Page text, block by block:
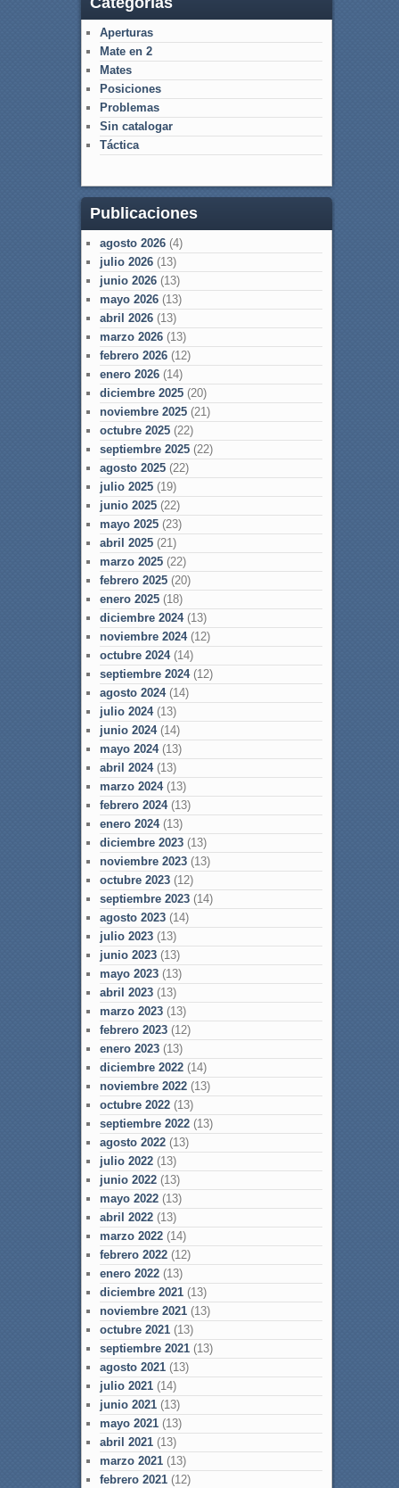
Aperturas
Mate en 2
Mates
Posiciones
Problemas
Sin catalogar
Táctica
Publicaciones
agosto 2026(4)
julio 2026(13)
junio 2026(13)
mayo 2026(13)
abril 2026(13)
marzo 2026(13)
febrero 2026(12)
enero 2026(14)
diciembre 2025(20)
noviembre 2025(21)
octubre 2025(22)
septiembre 2025(22)
agosto 2025(22)
julio 2025(19)
junio 2025(22)
mayo 2025(23)
abril 2025(21)
marzo 2025(22)
febrero 2025(20)
enero 2025(18)
diciembre 2024(13)
noviembre 2024(12)
octubre 2024(14)
septiembre 2024(12)
agosto 2024(14)
julio 2024(13)
junio 2024(14)
mayo 2024(13)
abril 2024(13)
marzo 2024(13)
febrero 2024(13)
enero 2024(13)
diciembre 2023(13)
noviembre 2023(13)
octubre 2023(12)
septiembre 2023(14)
agosto 2023(14)
julio 2023(13)
junio 2023(13)
mayo 2023(13)
abril 2023(13)
marzo 2023(13)
febrero 2023(12)
enero 2023(13)
diciembre 2022(14)
noviembre 2022(13)
octubre 2022(13)
septiembre 2022(13)
agosto 2022(13)
julio 2022(13)
junio 2022(13)
mayo 2022(13)
abril 2022(13)
marzo 2022(14)
febrero 2022(12)
enero 2022(13)
diciembre 2021(13)
noviembre 2021(13)
octubre 2021(13)
septiembre 2021(13)
agosto 2021(13)
julio 2021(14)
junio 2021(13)
mayo 2021(13)
abril 2021(13)
marzo 2021(13)
febrero 2021(12)